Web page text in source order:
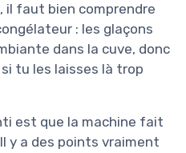
il faut bien comprendre
: les glaçons
dans la cuve, donc
tu les laisses là trop
est que la machine fait
y a des points vraiment